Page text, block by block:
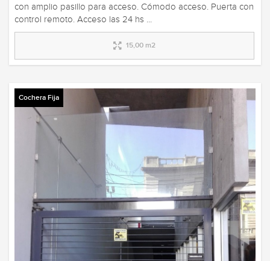
con amplio pasillo para acceso. Cómodo acceso. Puerta con
control remoto. Acceso las 24 hs ...
15,00 m2
Cochera Fija